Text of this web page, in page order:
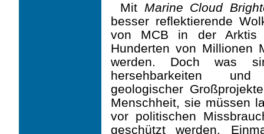
Mit Marine Cloud
besser reflektierende
von MCB in der Arktis
Hunderten von Millionen
werden. Doch was
hersehbarkeiten und
geologischer
Menschheit, sie müssen
vor politischen
geschützt werden.